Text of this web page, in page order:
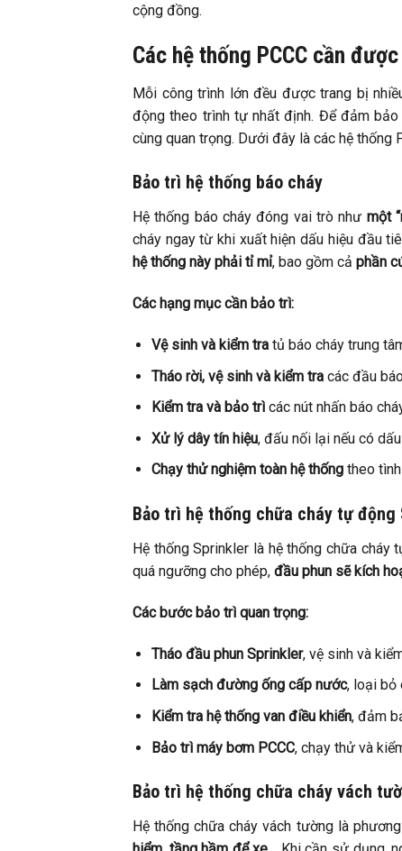
cộng đồng.
Các hệ thống PCCC cần
Mỗi công trình lớn đều được trang bị
động theo trình tự nhất định. Để đảm bảo
cùng quan trọng. Dưới đây là các hệ thống
Bảo trì hệ thống báo cháy
Hệ thống báo cháy đóng vai trò như một
cháy ngay từ khi xuất hiện dấu hiệu đầu
hệ thống này phải tỉ mỉ, bao gồm cả phần
Các hạng mục cần bảo trì:
Vệ sinh và kiểm tratủ báo cháy trung
Tháo rời, vệ sinh và kiểm tracác đầu
Kiểm tra và bảo trìcác nút nhấn báo
Xử lý dây tín hiệu, đấu nối lại nếu có
Chạy thử nghiệm toàn hệ thốngtheo tình
Bảo trì hệ thống chữa cháy tự động
Hệ thống Sprinkler là hệ thống chữa
quá ngưỡng cho phép, đầu phun sẽ kích
Các bước bảo trì quan trọng:
Tháo đầu phun Sprinkler, vệ sinh và
Làm sạch đường ống cấp nước, loại bỏ
Kiểm tra hệ thống van điều khiển, đảm
Bảo trì máy bơm PCCC, chạy thử và
Bảo trì hệ thống chữa cháy vách
Hệ thống chữa cháy vách tường là